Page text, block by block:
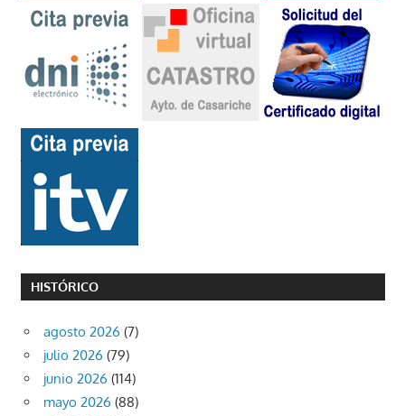
HISTÓRICO
agosto 2026 (7)
julio 2026 (79)
junio 2026 (114)
mayo 2026 (88)